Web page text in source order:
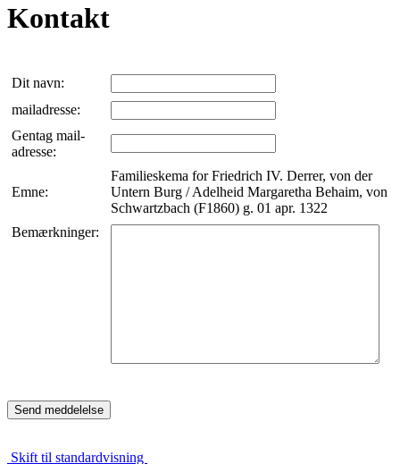
Kontakt
Dit navn:
mailadresse:
Gentag mail-
adresse:
Emne:
Familieskema for Friedrich IV. Derrer, von der
Untern Burg / Adelheid Margaretha Behaim, von
Schwartzbach (F1860) g. 01 apr. 1322
Bemærkninger:
Skift til standardvisning